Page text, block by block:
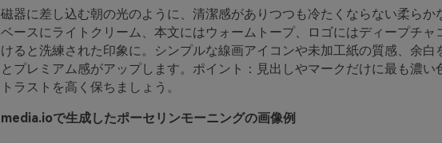
磁器に差し込む朝の光のように、清潔感がありつつも冷たくならない柔らか
ベースにライトクリーム、本文にはウォームトープ、ロゴにはディープチャ
けると洗練された印象に。シンプルな線画アイコンや未加工紙の質感、余白
とプレミアム感がアップします。ポイント：見出しやマークだけに最も濃い
トラストを高く保ちましょう。
media.ioで生成したポーセリンモーニングの画像例